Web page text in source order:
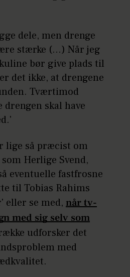
dele, men drenge
stærke (…) Når jeg
bør give plads til
det ikke, at drengene
Tværtimod
drengen skal have
lige så præcist om
Herlige Svend,
eventuelle fastfrosne
til Tobias Rahims
se med, når tv-
med sig selv som
udforsker det
med